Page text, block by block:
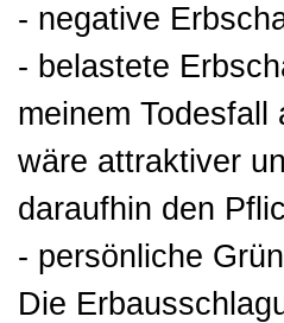
- negative
- belastete
meinem Todesfall
wäre attraktiver
daraufhin den
- persönliche
Die